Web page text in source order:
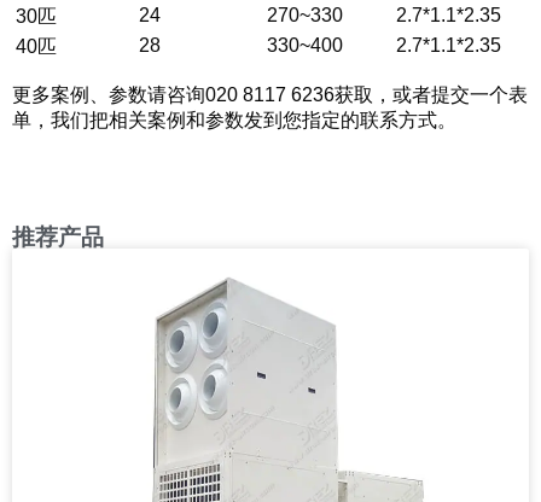
30匹
24 270~330
2.7*1.1*2.35
40匹
28 330~400 2.7*1.1*2.35
更多案例、参数请咨询020 8117 6236获取，或者提交一个表
单，我们把相关案例和参数发到您指定的联系方式。
推荐产品